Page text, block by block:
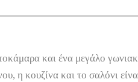
και ένα μεγάλο
η κουζίνα και το σαλόνι